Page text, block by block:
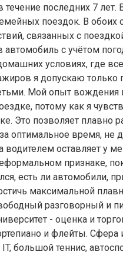
последних 7 лет.
поездок. В обоих
связанных с
с учётом
условиях, где
я допускаю только
Мой опыт вождения
потому как я
Это позволяет плавно
оптимальное время, не
оставляет у
признаке,
есть ли автомобили,
максимальной
разговорный и
- оценка и
и флейты. Сфера
большой теннис,